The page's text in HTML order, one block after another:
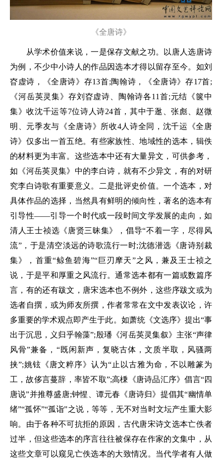
《全唐诗》
从学术价值来说，一是保存文献之功。以唐人选唐诗
为例，不少中小诗人的作品因选本才得以留存至今。如刘
昚虚诗，《全唐诗》存13首;陶翰诗，《全唐诗》存17首;
《河岳英灵集》存刘昚虚诗、陶翰诗各11首;元结《箧中
集》收沈千运等7位诗人诗24首，其中于逖、张彪、赵微
明、元季友与《全唐诗》所收4人诗全同，沈千运《全唐
诗》仅多出一首五绝。有些家族性、地域性的选本，辑佚
的材料更为丰富。这些选本中还有大量异文，可供参考，
如《河岳英灵集》中的李白诗，就有不少异文，有的对研
究李白诗歌有重要意义。二是批评史价值。一个选本，对
具体作品的选择，当然具有鲜明的倾向性，著名的选本有
引导性——引导一个时代或一段时间文学发展的走向，如
清人王士祯选《唐贤三昧集》，倡导“不着一字，尽得风
流”，于是清空淡远的诗歌流行一时;沈德潜选《唐诗别裁
集》，首重“鲸鱼碧海”“巨刃摩天”之风，兼及王士祯之
说，于是平和厚重之风流行。通常选本都有一篇或数篇序
言，有的还有跋文，唐宋选本也不例外，这些序跋文或为
选者自撰，或为师友所撰，作者常常在文中发表议论，许
多重要的学术观点即产生于此。如萧统《文选序》提出“事
出于沉思，义归乎翰藻”;殷璠《河岳英灵集叙》主张“声律
风骨”兼备，“既闲新声，复晓古体，文质半取，风骚两
挟”;姚铉《唐文粹序》认为“止以古雅为命，不以雕篆为
工，故侈言蔓辞，率皆不取”;高棅《唐诗品汇序》倡言“四
唐说”并推尊盛唐;钟惺、谭元春《唐诗归》提倡其“幽情单
绪”“孤怀”“孤诣”之说，等等，无不对当时文坛产生重大影
响。由于各种不可抗拒的原因，古代唐宋诗文选本亡佚者
过半，但这些选本的序言往往被保存在作家的文集中，从
这些文章可以窥见亡佚选本的大致情况。当代学者有人做